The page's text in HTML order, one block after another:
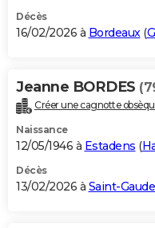
Décès
16/02/2026 à Bordeaux(
Jeanne BORDES
Créer une cagnotte
Naissance
12/05/1946 à Estadens (
Décès
13/02/2026 à Saint-